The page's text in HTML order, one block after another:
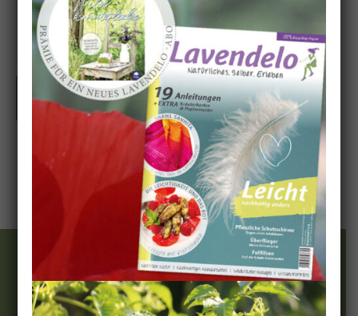
Wir & Team